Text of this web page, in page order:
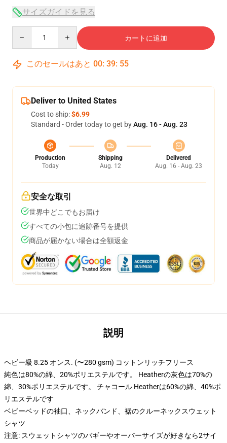
サイズガイドを見る
カートに追加
このセールはあと 00: 39: 54
Deliver to United States
Cost to ship:$6.99
Standard - Order today to get byAug. 16 - Aug. 23
Production
Today
Shipping
Aug. 12
Delivered
Aug. 16 - Aug. 23
安全な取引
世界中どこでもお届け
すべての小包に追跡番号を提供
商品が届かない場合は全額返金
説明
ヘビー級 8.25 オンス. (〜280 gsm) コットンリッチフリース
純色は80%の綿、20%ポリエステルです。 Heatherの灰色は70%の
綿、30%ポリエステルです。 チャコール Heatherは60%の綿、40%ポ
リエステルです
ベビーベッドの袖口、ネックバンド、裾のクルーネックスウェット
シャツ
注意: スウェットシャツのバギーやオーバーサイズが好きなら2サイ